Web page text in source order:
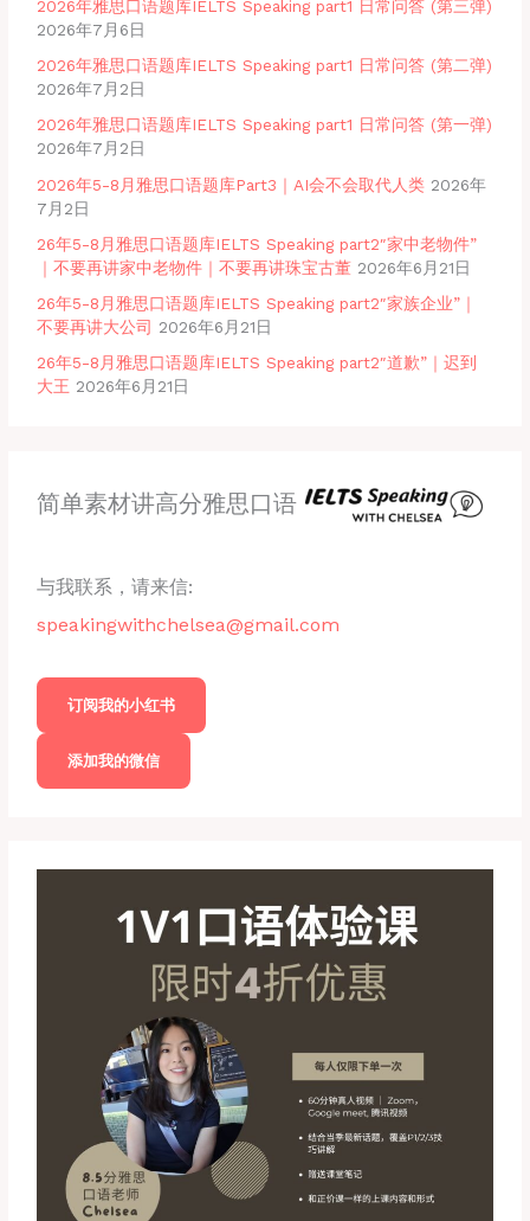
2026年雅思口语题库IELTS Speaking part1 日常问答 (第三弹)
2026年7月6日
2026年雅思口语题库IELTS Speaking part1 日常问答 (第二弹)
2026年7月2日
2026年雅思口语题库IELTS Speaking part1 日常问答 (第一弹)
2026年7月2日
2026年5-8月雅思口语题库Part3｜AI会不会取代人类 2026年
7月2日
26年5-8月雅思口语题库IELTS Speaking part2″家中老物件”
｜不要再讲家中老物件｜不要再讲珠宝古董 2026年6月21日
26年5-8月雅思口语题库IELTS Speaking part2″家族企业”｜
不要再讲大公司 2026年6月21日
26年5-8月雅思口语题库IELTS Speaking part2″道歉”｜迟到
大王 2026年6月21日
简单素材讲高分雅思口语
与我联系，请来信:
speakingwithchelsea@gmail.com
订阅我的小红书
添加我的微信